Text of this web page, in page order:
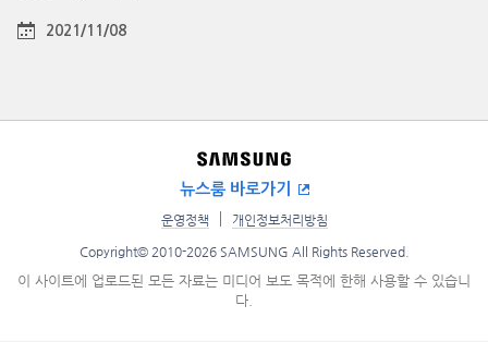
2021/11/08
뉴스룸 바로가기
운영정책 개인정보처리방침
Copyright© 2010-2026 SAMSUNG All Rights Reserved.
이 사이트에 업로드된 모든 자료는 미디어 보도 목적에 한해 사용할 수 있습니
다.